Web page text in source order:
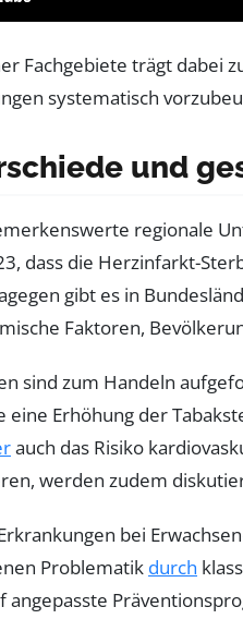
Fachgebiete trägt dabei
systematisch
und
regionale
dass die Herzinfarkt-
gibt es in
Faktoren,
sind zum Handeln
Erhöhung der
auch das Risiko
werden zudem
bei
Problematik durch
angepasste